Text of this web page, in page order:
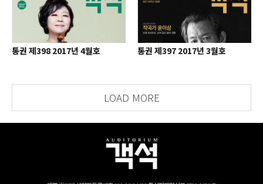
통권 제398 2017년 4월호 통권 제397 2017년 3월호
LOAD MORE